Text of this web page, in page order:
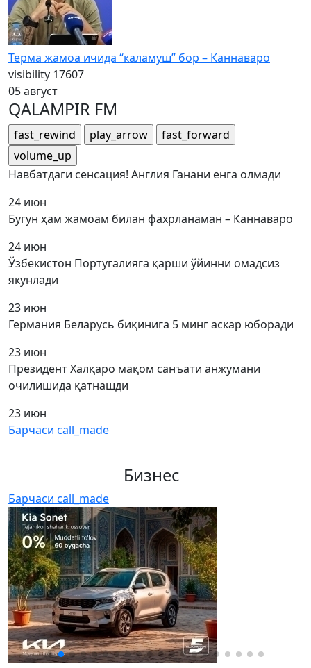
Терма жамоа ичида “каламуш” бор – Каннаваро
visibility 17607
05 август
QALAMPIR FM
fast_rewind play_arrow
fast_forward
volume_up
Навбатдаги сенсация! Англия Ганани енга олмади
24 июн
Бугун ҳам жамоам билан фахрланаман – Каннаваро
24 июн
Ўзбекистон Португалияга қарши ўйинни омадсиз
якунлади
23 июн
Германия Беларусь биқинига 5 минг аскар юборади
23 июн
Президент Халқаро мақом санъати анжумани
очилишида қатнашди
23 июн
Барчаси call_made
Бизнес
Барчаси call_made